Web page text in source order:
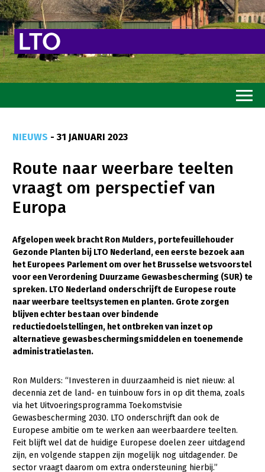
Goed eten
Mooi groen
Sterk ondernemerschap
Transitiepaden
Thema’s
Gezonde planten
Gezonde dieren
Natuur, klimaat en energie
Bodem en water
Mens, ondernemerschap en onderwijs
Internationaal
Sectoren
NIEUWS - 31 JANUARI 2023
Route naar weerbare teelten
vraagt om perspectief van
Europa
Afgelopen week bracht Ron Mulders, portefeuillehouder
Gezonde Planten bij LTO Nederland, een eerste bezoek aan
het Europees Parlement om over het Brusselse wetsvoorstel
voor een Verordening Duurzame Gewasbescherming (SUR) te
spreken. LTO Nederland onderschrijft de Europese route
naar weerbare teeltsystemen en planten. Grote zorgen
blijven echter bestaan over bindende
reductiedoelstellingen, het ontbreken van inzet op
alternatieve gewasbeschermingsmiddelen en toenemende
administratielasten.
Ron Mulders: “Investeren in duurzaamheid is niet nieuw: al
decennia zet de land- en tuinbouw fors in op dit thema, zoals
via het Uitvoeringsprogramma Toekomstvisie
Gewasbescherming 2030. LTO onderschrijft dan ook de
Europese ambitie om te werken aan weerbaardere teelten.
Feit blijft wel dat de huidige Europese doelen zeer uitdagend
zijn, en volgende stappen zijn mogelijk nog uitdagender. De
sector vraagt daarom om extra ondersteuning hierbij.”